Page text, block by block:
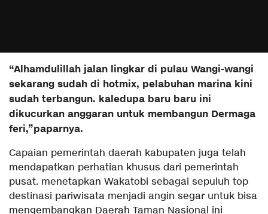
“Alhamdulillah jalan lingkar di pulau Wangi-wangi
sekarang sudah di hotmix, pelabuhan marina kini
sudah terbangun. kaledupa baru baru ini
dikucurkan anggaran untuk membangun Dermaga
feri,”paparnya.
Capaian pemerintah daerah kabupaten juga telah
mendapatkan perhatian khusus dari pemerintah
pusat. menetapkan Wakatobi sebagai sepuluh top
destinasi pariwisata menjadi angin segar untuk bisa
mengembangkan Daerah Taman Nasional ini